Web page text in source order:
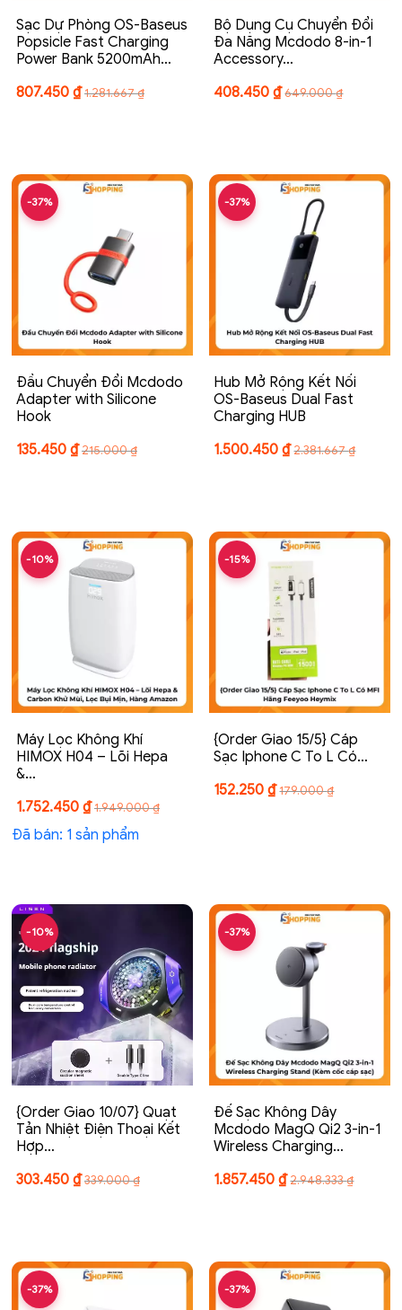
Sạc Dự Phòng OS-Baseus
Popsicle Fast Charging
Power Bank 5200mAh…
807.450 ₫1.281.667₫
Bộ Dụng Cụ Chuyển Đổi
Đa Năng Mcdodo 8-in-1
Accessory…
408.450₫649.000₫
-37%
Đầu Chuyển Đổi Mcdodo
Adapter with Silicone
Hook
135.450 ₫215.000₫
-37%
Hub Mở Rộng Kết Nối
OS-Baseus Dual Fast
Charging HUB
1.500.450₫2.381.667₫
-10%
Máy Lọc Không Khí
HIMOX H04 – Lõi Hepa
&…
1.752.450 ₫1.949.000₫
Đã bán: 1 sản phẩm
-15%
{Order Giao 15/5} Cáp
Sạc Iphone C To L Có…
152.250₫179.000₫
-10%
{Order Giao 10/07} Quạt
Tản Nhiệt Điện Thoại Kết
Hợp…
303.450 ₫339.000₫
-37%
Đế Sạc Không Dây
Mcdodo MagQ Qi2 3-in-1
Wireless Charging…
1.857.450₫2.948.333₫
-37% -37%